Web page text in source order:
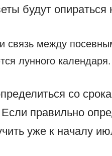
будут
связь между
лунного календаря.
со
правильно
уже к началу